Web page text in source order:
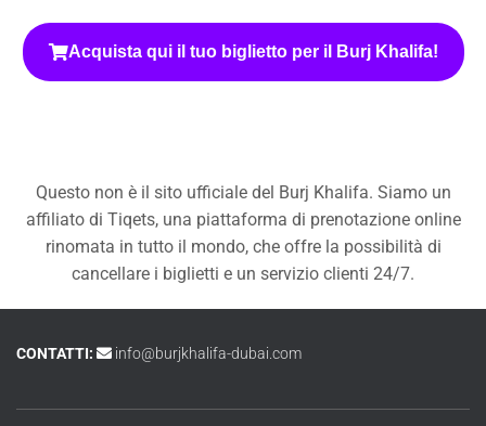
Acquista qui il tuo biglietto per il Burj Khalifa!
Questo non è il sito ufficiale del Burj Khalifa. Siamo un
affiliato di Tiqets, una piattaforma di prenotazione online
rinomata in tutto il mondo, che offre la possibilità di
cancellare i biglietti e un servizio clienti 24/7.
CONTATTI: info@burjkhalifa-dubai.com